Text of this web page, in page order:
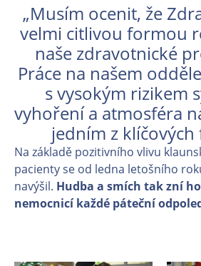
„Musím ocenit, že
velmi citlivou formou
naše zdravotnické
Práce na našem
s vysokým rizikem
vyhoření a atmosféra
jedním z
Na základě pozitivního vlivu
pacienty se od ledna letošního
navýšil. Hudba a smích tak zní
nemocnicí každé páteční